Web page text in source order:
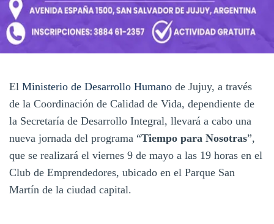
El Ministerio de Desarrollo Humano de Jujuy, a través
de la Coordinación de Calidad de Vida, dependiente de
la Secretaría de Desarrollo Integral, llevará a cabo una
nueva jornada del programa “Tiempo para Nosotras”,
que se realizará el viernes 9 de mayo a las 19 horas en el
Club de Emprendedores, ubicado en el Parque San
Martín de la ciudad capital.